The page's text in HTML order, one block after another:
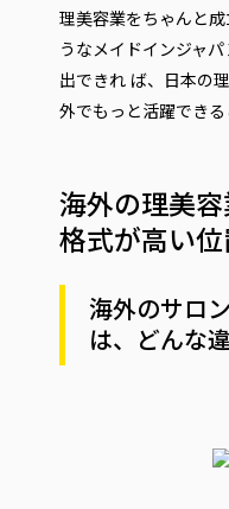
理美容業をちゃんと
うなメイドインジャ
出できれ ば、日本の
外でもっと活躍できる
海外の理美
格式が高い
海外のサロ
は、どんな